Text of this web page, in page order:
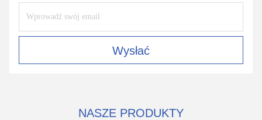
Wysłać
NASZE PRODUKTY